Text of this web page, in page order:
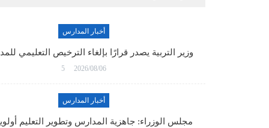
أخبار المدارس
وزير التربية يصدر قرارًا بإلغاء الترخيص التعليمي
2026/08/06
5
أخبار المدارس
مجلس الوزراء: جاهزية المدارس وتطوير التعليم